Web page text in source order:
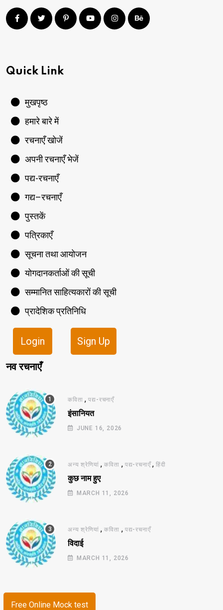
Quick Link
मुखपृष्ठ
हमारे बारे में
रचनाएँ खोजें
अपनी रचनाएँ भेजें
पद्य-रचनाएँ
गद्य–रचनाएँ
पुस्तकें
पत्रिकाएँ
सूचना तथा आयोजन
योगदानकर्ताओं की सूची
सम्मानित साहित्यकारों की सूची
प्रादेशिक प्रतिनिधि
Login Sign Up
नव रचनाएँ
कविता ,पद्य-रचनाएँ
इंसानियत
JUNE 16, 2026
अन्य श्रेणियां ,कविता , पद्य-रचनाएँ,हिंदी
कुछ नाम हुए
MARCH 11, 2026
अन्य श्रेणियां ,कविता , पद्य-रचनाएँ
विदाई
MARCH 11, 2026
Free Online Mock test